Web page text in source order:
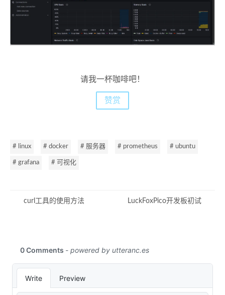
请我一杯咖啡吧！
赞赏
# linux # docker # 服务器 # prometheus # ubuntu
# grafana # 可视化
curl工具的使用方法 LuckFoxPico开发板初试